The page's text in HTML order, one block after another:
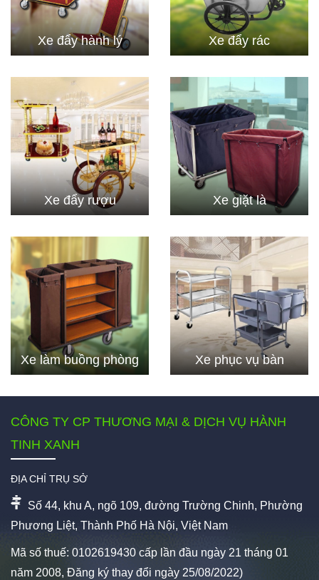
Xe đẩy hành lý Xe đẩy rác
Xe đẩy rượu Xe giặt là
Xe làm buồng phòng Xe phục vụ bàn
CÔNG TY CP THƯƠNG MẠI & DỊCH VỤ HÀNH
TINH XANH
ĐỊA CHỈ TRỤ SỞ
Số 44, khu A, ngõ 109, đường Trường Chinh, Phường
Phương Liệt, Thành Phố Hà Nội, Việt Nam
Mã số thuế: 0102619430 cấp lần đầu ngày 21 tháng 01
năm 2008, Đăng ký thay đổi ngày 25/08/2022)